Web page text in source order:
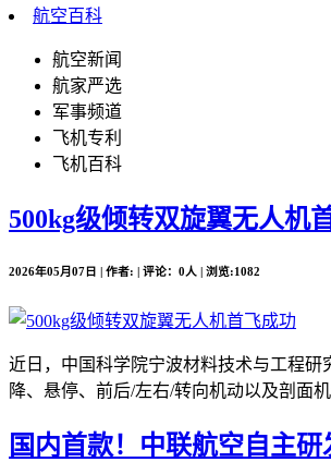
航空百科
航空新闻
航家严选
军事频道
飞机专利
飞机百科
500kg级倾转双旋翼无人机
2026年05月07日 | 作者: | 评论：0人 | 浏览:1082
近日，中国科学院宁波材料技术与工程
降、悬停、前后/左右/转向机动以及剖面
国内首款！中联航空自主